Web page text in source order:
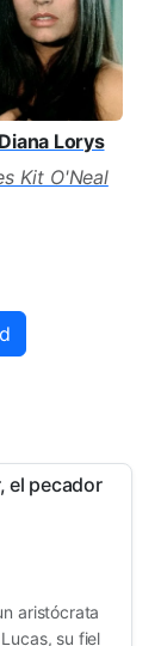
Diana Lorys
Kit O'Neal
el pecador
aristócrata
su fiel